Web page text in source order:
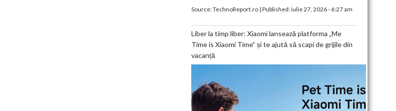
Source:TechnoReport.ro| Published:iulie 27, 2026 - 6:27 am
Liber la timp liber: Xiaomi lansează platforma „Me
Time is Xiaomi Time” și te ajută să scapi de grijile din
vacanță